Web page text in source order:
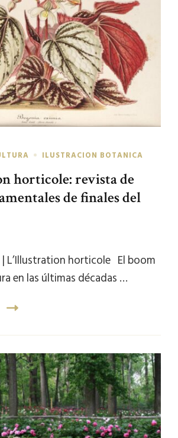
ILUSTRACION BOTANICA
horticole: revista de
de finales del
| L’Illustration horticole El boom
en las últimas décadas …